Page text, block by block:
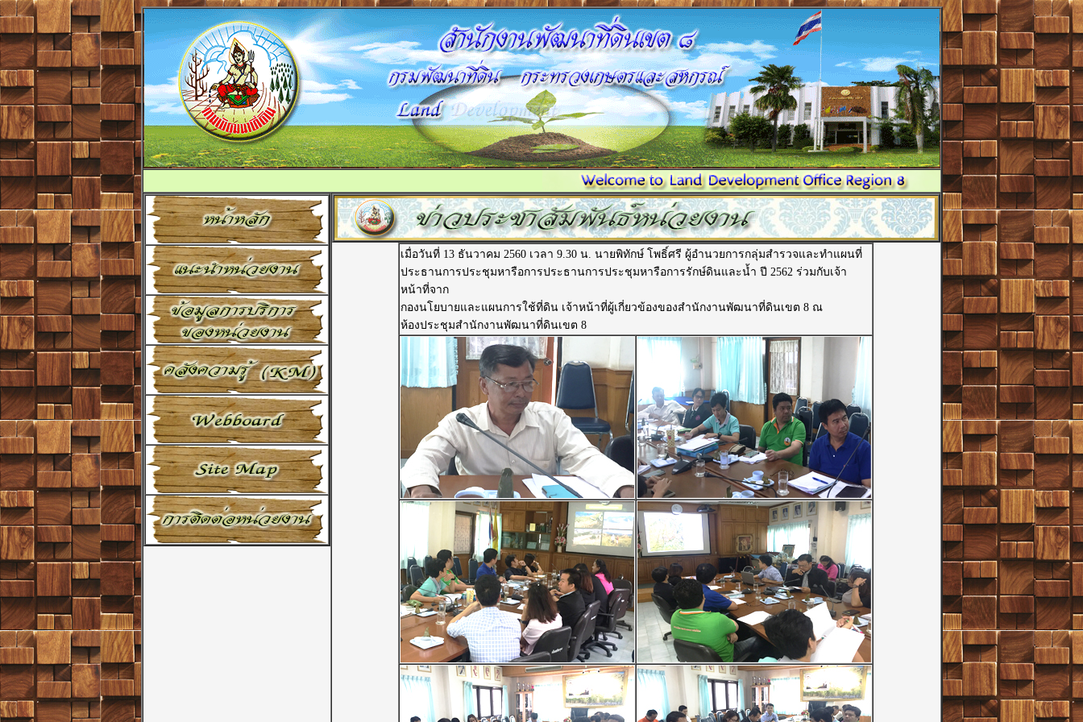
เมื่อวันที่ 13 ธันวาคม 2560 เวลา 9.30 น. นายพิทักษ์ โพธิ์ศรี ผู้อำนวยการกลุ่มสำรวจและทำแผนที่
ประธานการประชุมหารือการประธานการประชุมหารือการรักษ์ดินและน้ำ ปี 2562 ร่วมกับเจ้า
หน้าที่จาก
กองนโยบายและแผนการใช้ที่ดิน เจ้าหน้าที่ผู้เกี่ยวข้องของสำนักงานพัฒนาที่ดินเขต 8 ณ
ห้องประชุมสำนักงานพัฒนาที่ดินเขต 8